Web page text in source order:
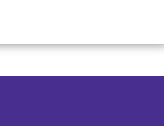
sistema imunológico, sendo que
podem ajudar a fortalecê-lo e